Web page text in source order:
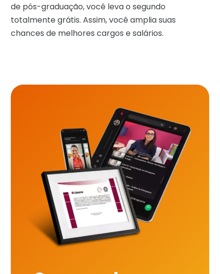
de pós-graduação, você leva o segundo
totalmente grátis. Assim, você amplia suas
chances de melhores cargos e salários.